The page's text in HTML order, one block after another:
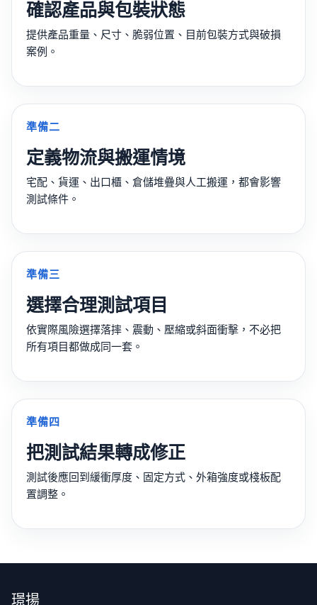
確認產品與包裝狀態
提供產品重量、尺寸、脆弱位置、目前包裝方式與破損
案例。
準備二
定義物流與搬運情境
宅配、貨運、出口櫃、倉儲堆疊與人工搬運，都會影響
測試條件。
準備三
選擇合理測試項目
依實際風險選擇落摔、震動、壓縮或斜面衝擊，不必把
所有項目都做成同一套。
準備四
把測試結果轉成修正
測試後應回到緩衝厚度、固定方式、外箱強度或棧板配
置調整。
璟揚